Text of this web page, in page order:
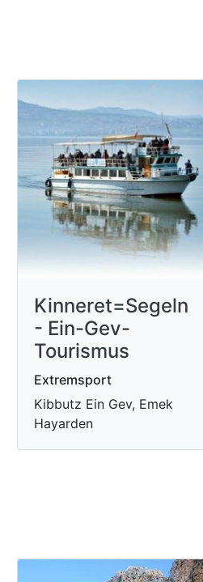
Kinneret=Segeln
- Ein-Gev-
Tourismus
Extremsport
Kibbutz Ein Gev, Emek
Hayarden